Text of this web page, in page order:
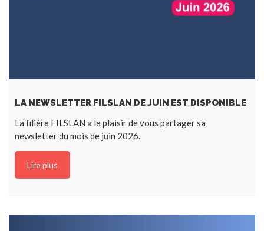
LA NEWSLETTER FILSLAN DE JUIN EST DISPONIBLE
La filière FILSLAN a le plaisir de vous partager sa
newsletter du mois de juin 2026.
Lire plus